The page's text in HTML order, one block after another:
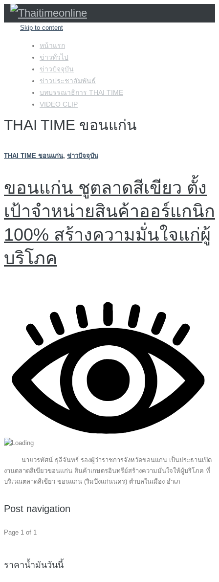
Skip to content
หน้าแรก
ข่าวทั่วไป
ข่าวปัจจุบัน
ข่าวประชาสัมพันธ์
บทบรรณาธิการ THAI TIME
VIDEO CLIP
THAI TIME ขอนแก่น
THAI TIME ขอนแก่น, ข่าวปัจจุบัน
ขอนแก่น ชูตลาดสีเขียว ตั้ง
เป้าจำหน่ายสินค้าออร์แกนิก
100% สร้างความมั่นใจแก่ผู้
บริโภค
นายวรทัศน์ ธุลีจันทร์ รองผู้ว่าราชการจังหวัดขอนแก่น เป็นประธานเปิด
งานตลาดสีเขียวขอนแก่น สินค้าเกษตรอินทรีย์สร้างความมั่นใจให้ผู้บริโภค ที่
บริเวณตลาดสีเขียว ขอนแก่น (ริมบึงแก่นนคร) ตำบลในเมือง อำเภ
Post navigation
Page 1 of 1
ราคาน้ำมันวันนี้